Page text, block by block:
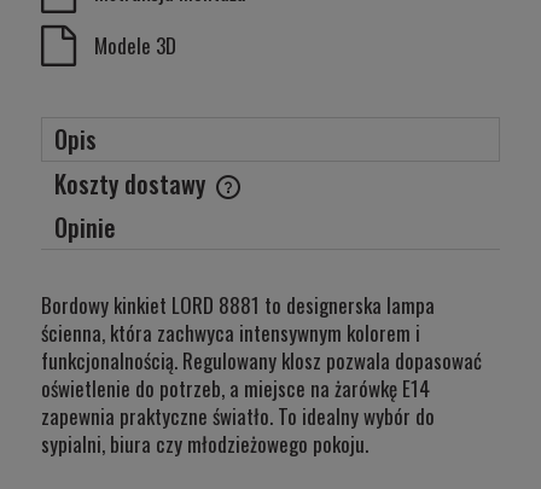
Modele 3D
Opis
Koszty dostawy
Cena nie zawiera ewentualnych kosztów płatności
Opinie
Bordowy kinkiet LORD 8881 to designerska lampa
ścienna, która zachwyca intensywnym kolorem i
funkcjonalnością. Regulowany klosz pozwala dopasować
oświetlenie do potrzeb, a miejsce na żarówkę E14
zapewnia praktyczne światło. To idealny wybór do
sypialni, biura czy młodzieżowego pokoju.